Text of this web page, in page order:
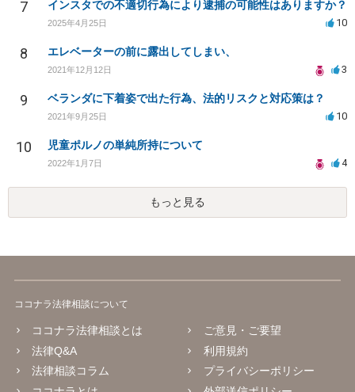
7 インスタでの不適切行為により逮捕の可能性はありますか？
2025年4月25日 10
8 エレベーターの前に露出してしまい、
2021年12月12日 3
9 ベランダに下着姿で出た行為、法的リスクと対応策は？
2021年9月25日 10
10 児童ポルノの単純所持について
2022年1月7日 4
もっと見る
ココナラ法律相談について
ココナラ法律相談とは
法律Q&A
法律相談コラム
ご意見・ご要望
利用規約
プライバシーポリシー